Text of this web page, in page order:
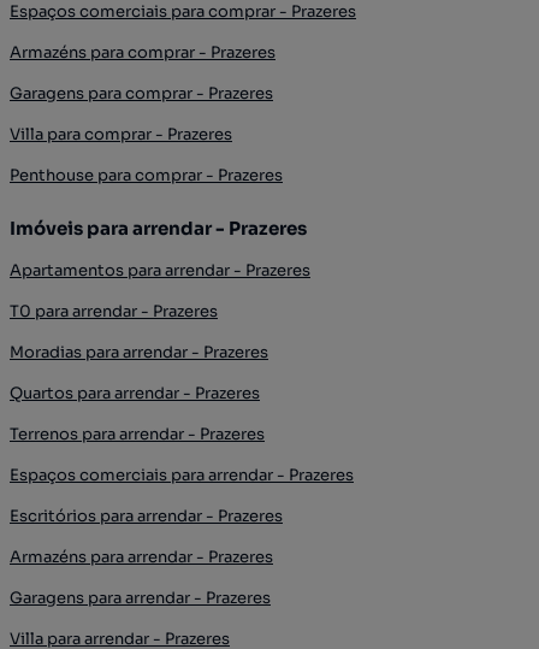
Espaços comerciais para comprar - Prazeres
Armazéns para comprar - Prazeres
Garagens para comprar - Prazeres
Villa para comprar - Prazeres
Penthouse para comprar - Prazeres
Imóveis para arrendar - Prazeres
Apartamentos para arrendar - Prazeres
T0 para arrendar - Prazeres
Moradias para arrendar - Prazeres
Quartos para arrendar - Prazeres
Terrenos para arrendar - Prazeres
Espaços comerciais para arrendar - Prazeres
Escritórios para arrendar - Prazeres
Armazéns para arrendar - Prazeres
Garagens para arrendar - Prazeres
Villa para arrendar - Prazeres